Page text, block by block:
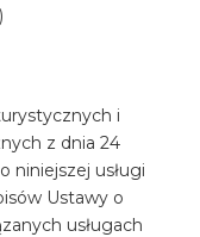
i
z dnia 24
niniejszej usługi
Ustawy o
usługach